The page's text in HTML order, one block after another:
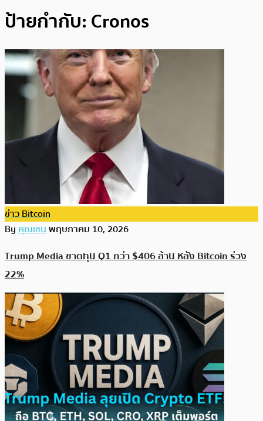
ป้ายกำกับ: Cronos
ข่าว Bitcoin
Byคุณเชนพฤษภาคม 10, 2026
Trump Media ขาดทุน Q1 กว่า $406 ล้าน หลัง Bitcoin ร่วง
22%